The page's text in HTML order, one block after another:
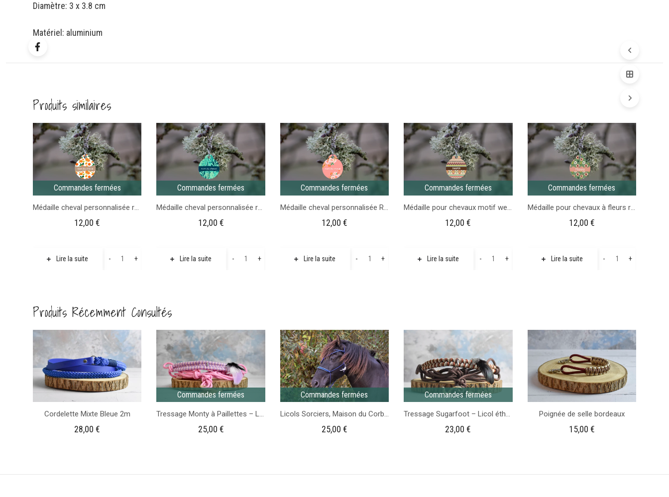
Diamètre: 3 x 3.8 cm
Matériel: aluminium
Produits similaires
Commandes fermées
12,00€
Lire la suite -
quantité
personnalisée
Motif
oranges
+
Commandes fermées
12,00 €
Lire la suite -
quantité
Verte
+
Commandes fermées
12,00 €
Lire la suite -
quantité
motif
fleur
+
Commandes fermées
12,00€
Lire la suite -
quantité
western
beige
+
Commandes fermées
Médaille pour chevaux à fleurs roses
12,00 €
Lire la suite -
quantité
fleurs
roses
+
Produits Récemment Consultés
Cordelette Mixte Bleue 2m
28,00€
Commandes fermées
Tressage Monty à Paillettes – Licol personnalisable
25,00 €
Commandes fermées
Licols Sorciers, Maison du Corbeau – Gamme Fairy Tale
25,00 €
Commandes fermées
Tressage Sugarfoot – Licol éthologique personnalisable
23,00€
Poignée de selle bordeaux
15,00 €